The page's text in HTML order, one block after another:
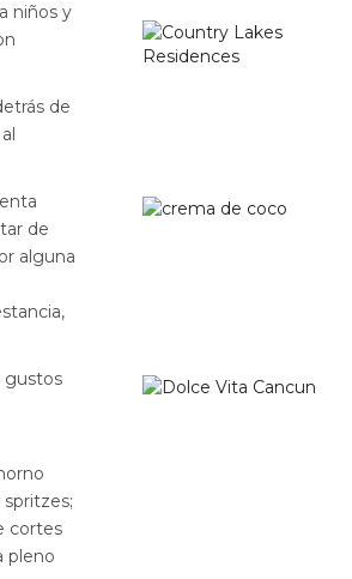
niños y
de
de
alguna
gustos
cortes
pleno